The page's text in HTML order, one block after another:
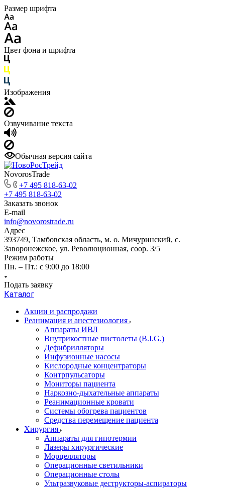
Размер шрифта
Цвет фона и шрифта
Изображения
Озвучивание текста
Обычная версия сайта
NovorosTrade
+7 495 818-63-02
+7 495 818-63-02
Заказать звонок
E-mail
info@novorostrade.ru
Адрес
393749, Тамбовская область, м. о. Мичуринский, с.
Заворонежское, ул. Революционная, соор. 3/5
Режим работы
Пн. – Пт.: с 9:00 до 18:00
Подать заявку
Каталог
Акции и распродажи
Реанимация и анестезиология
Аппараты ИВЛ
Внутрикостные пистолеты (B.I.G.)
Дефибрилляторы
Инфузионные насосы
Кислородные концентраторы
Контрпульсаторы
Мониторы пациента
Наркозно-дыхательные аппараты
Реанимационные кровати
Системы обогрева пациентов
Средства перемещение пациента
Хирургия
Аппараты для гипотермии
Лазеры хирургические
Морцелляторы
Операционные светильники
Операционные столы
Ультразвуковые деструкторы-аспираторы